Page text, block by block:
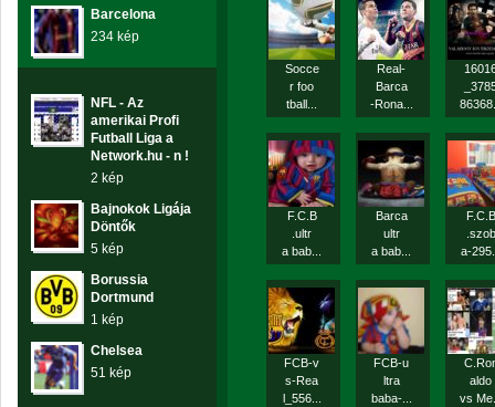
Barcelona
234 kép
NFL - Az
amerikai Profi
Futball Liga a
Network.hu - n !
2 kép
Bajnokok Ligája
Döntők
5 kép
Borussia
Dortmund
1 kép
Chelsea
51 kép
Socce
r foo
tball...
Real-
Barca
-Rona...
F.C.B
.ultr
a bab...
Barca
ultr
a bab...
F.C.B
.szob
a-
FCB-v
s-Rea
l_556...
FCB-u
ltra
baba-...
aldo
vs